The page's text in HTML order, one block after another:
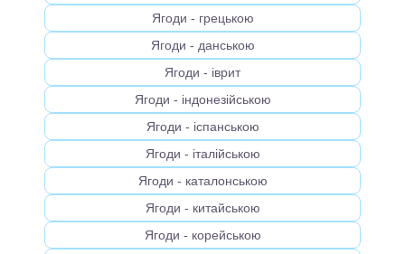
Ягоди - грецькою
Ягоди - данською
Ягоди - іврит
Ягоди - індонезійською
Ягоди - іспанською
Ягоди - італійською
Ягоди - каталонською
Ягоди - китайською
Ягоди - корейською